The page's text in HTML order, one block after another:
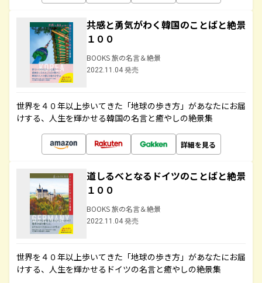
共感と勇気がわく韓国のことばと絶景
１００
BOOKS 旅の名言＆絶景
2022.11.04 発売
世界を４０年以上歩いてきた「地球の歩き方」があなたにお届
けする、人生を輝かせる韓国の名言と癒やしの絶景集
詳細を見る
道しるべとなるドイツのことばと絶景
１００
BOOKS 旅の名言＆絶景
2022.11.04 発売
世界を４０年以上歩いてきた「地球の歩き方」があなたにお届
けする、人生を輝かせるドイツの名言と癒やしの絶景集